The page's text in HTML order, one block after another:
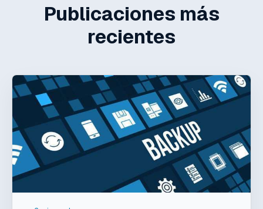
Publicaciones más
recientes